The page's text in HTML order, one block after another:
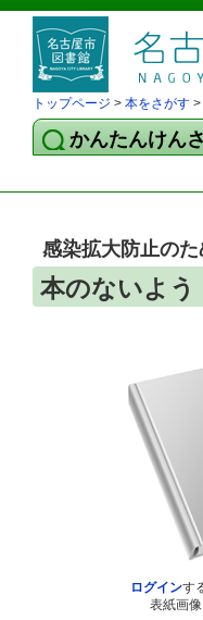
トップページ > 本をさがす >
かんたんけん
感染拡大防止の
本のないよう
ログインす
表紙画